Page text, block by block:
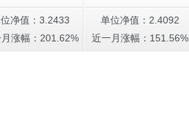
净值：3.2433
涨幅：201.62%
单位净值：2.4092
近一月涨幅：151.56%